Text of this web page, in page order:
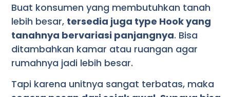
Buat konsumen yang membutuhkan tanah
lebih besar, tersedia juga type Hook yang
tanahnya bervariasi panjangnya. Bisa
ditambahkan kamar atau ruangan agar
rumahnya jadi lebih besar.
Tapi karena unitnya sangat terbatas, maka